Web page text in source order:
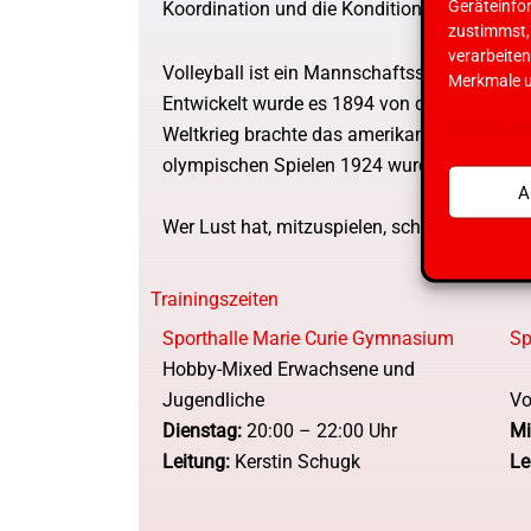
zustimmst,
Merkmale
Koordination und die Kondition ein wenig
Volleyball ist ein Mannschaftssport aus der
Entwickelt wurde es 1894 von dem
Weltkrieg brachte das amerikanische Militär
olympischen Spielen 1924 wurde es als
Wer Lust hat, mitzuspielen, schaut einfach
Trainingszeiten
Sporthalle Marie Curie Gymnasium
Hobby-Mixed Erwachsene und
Jugendliche
Dienstag: 20:00 – 22:00 Uhr
Leitung: Kerstin Schugk